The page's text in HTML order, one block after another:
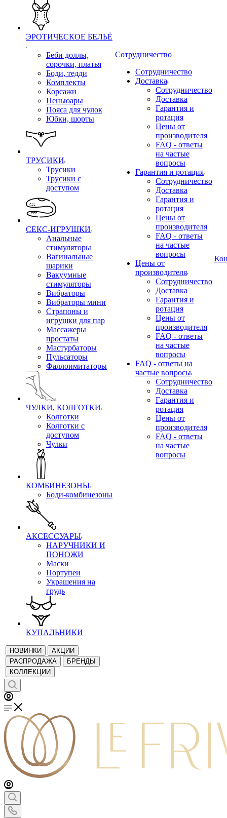
ЭРОТИЧЕСКОЕ БЕЛЬЁ
Беби доллы,
сорочки, платья
Боди, тедди
Комплекты
Корсажи
Пеньюары
Пояса для чулок
Юбки, шорты
ТРУСИКИ
Трусики
Трусики с
доступом
СЕКС-ИГРУШКИ
Анальные
стимуляторы
Вагинальные
шарики
Вакуумные
стимуляторы
Вибраторы
Вибраторы мини
Страпоны и
игрушки для пар
Массажеры
простаты
Мастурбаторы
Пульсаторы
Фаллоимитаторы
ЧУЛКИ, КОЛГОТКИ
Колготки
Колготки с
доступом
Чулки
КОМБИНЕЗОНЫ
Боди-комбинезоны
АКСЕССУАРЫ
НАРУЧНИКИ И
ПОНОЖИ
Маски
Портупеи
Украшения на
грудь
КУПАЛЬНИКИ
НОВИНКИ
АКЦИИ
РАСПРОДАЖА
БРЕНДЫ
КОЛЛЕКЦИИ
Сотрудничество
Сотрудничество
Доставка
Сотрудничество
Доставка
Гарантия и
ротация
Цены от
производителя
FAQ - ответы
на частые
вопросы
Гарантия и ротация
Сотрудничество
Доставка
Гарантия и
ротация
Цены от
производителя
FAQ - ответы
на частые
вопросы
Цены от
производителя
Сотрудничество
Доставка
Гарантия и
ротация
Цены от
производителя
FAQ - ответы
на частые
вопросы
FAQ - ответы на
частые вопросы
Сотрудничество
Доставка
Гарантия и
ротация
Цены от
производителя
FAQ - ответы
на частые
вопросы